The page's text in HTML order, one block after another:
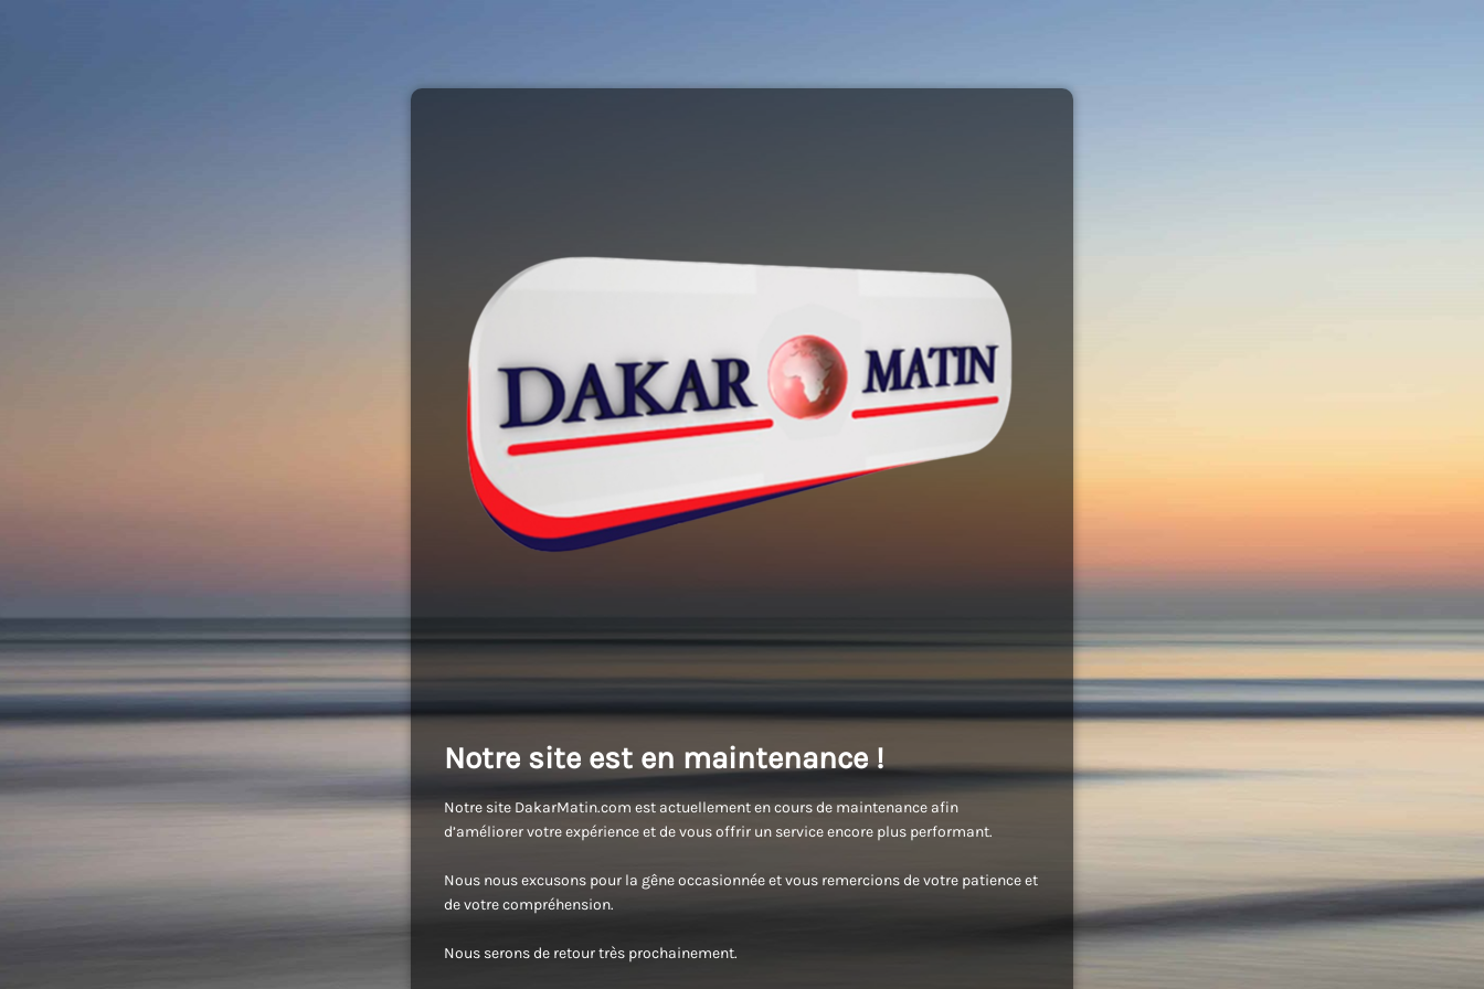
Notre site est en maintenance !
Notre site DakarMatin.com est actuellement en cours de maintenance afin
d’améliorer votre expérience et de vous offrir un service encore plus performant.
Nous nous excusons pour la gêne occasionnée et vous remercions de votre patience et
de votre compréhension.
Nous serons de retour très prochainement.